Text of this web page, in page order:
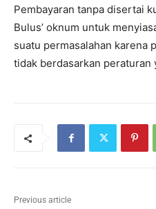
Pembayaran tanpa disertai
Bulus’ oknum untuk
suatu permasalahan karena
tidak berdasarkan peraturan
Previous article